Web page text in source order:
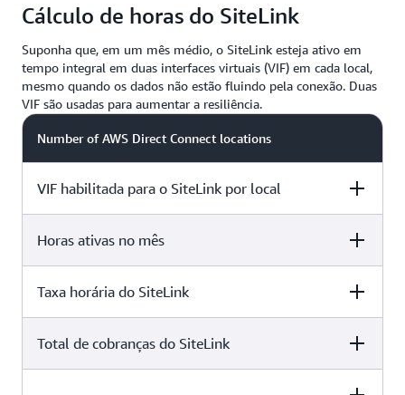
Cálculo de horas do SiteLink
Suponha que, em um mês médio, o SiteLink esteja ativo em
tempo integral em duas interfaces virtuais (VIF) em cada local,
mesmo quando os dados não estão fluindo pela conexão. Duas
VIF são usadas para aumentar a resiliência.
Number of AWS Direct Connect locations
VIF habilitada para o SiteLink por local
2 locations
2 VIF
Horas ativas no mês
2 locations
730*
Taxa horária do SiteLink
2 locations
Total de cobranças do SiteLink